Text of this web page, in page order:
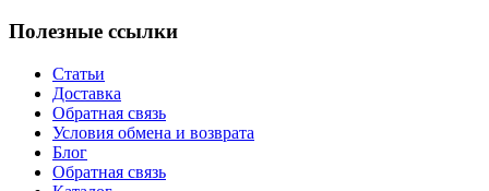
Полезные ссылки
Статьи
Доставка
Обратная связь
Условия обмена и возврата
Блог
Обратная связь